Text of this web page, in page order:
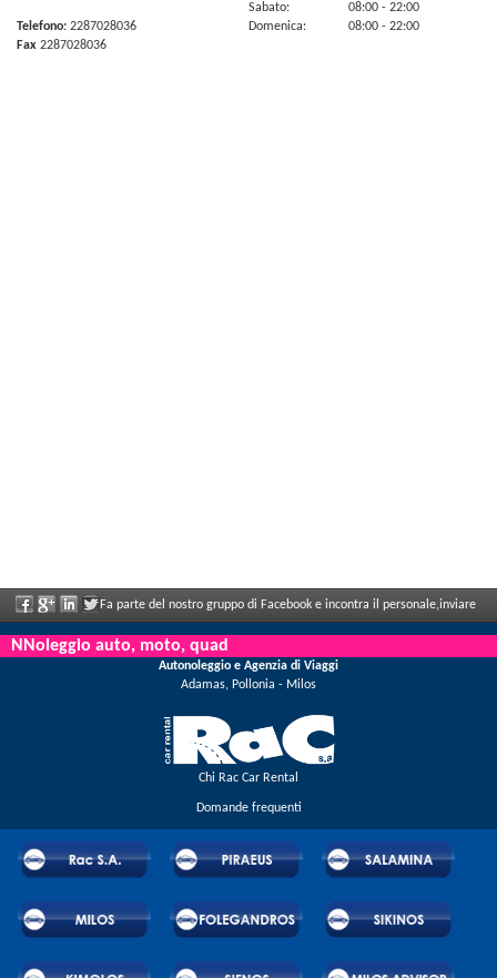
Telefono: 2287028036
Fax 2287028036
Sabato:
08:00 - 22:00
Domenica:
08:00 - 22:00
Fa parte del nostro gruppo di Facebook e incontra il personale,inviare
le sue valutazioni e ne aproffita i grandi sconti e le offerte che vengono annunciati
NNoleggio auto, moto, quad
Autonoleggio e Agenzia di Viaggi
Adamas, Pollonia - Milos
Chi Rac Car Rental
Domande frequenti